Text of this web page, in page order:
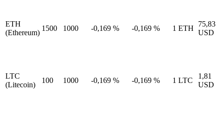
ETH
(Ethereum)
1500 1000 -0,169 % -0,169 % 1 ETH
75,83
USD
LTC
(Litecoin)
100 1000 -0,169 % -0,169 % 1 LTC
1,81
USD